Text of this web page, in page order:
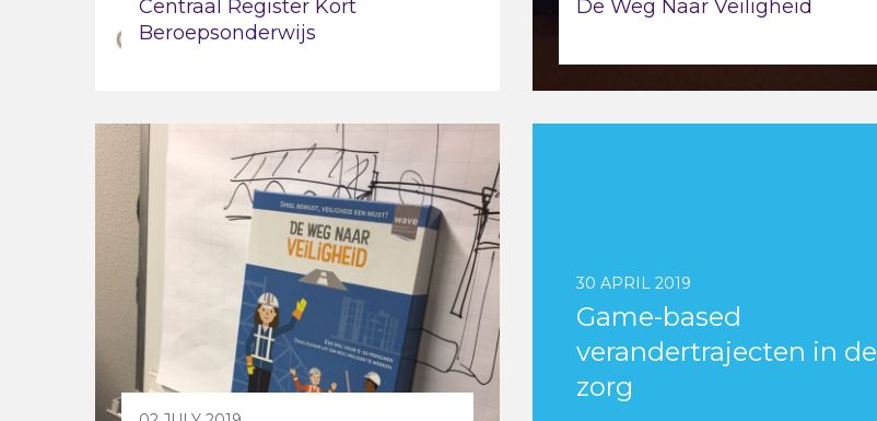
Centraal Register Kort
Beroepsonderwijs
De Weg Naar Veiligheid
30 APRIL 2019
Game-based
verandertrajecten in de
zorg